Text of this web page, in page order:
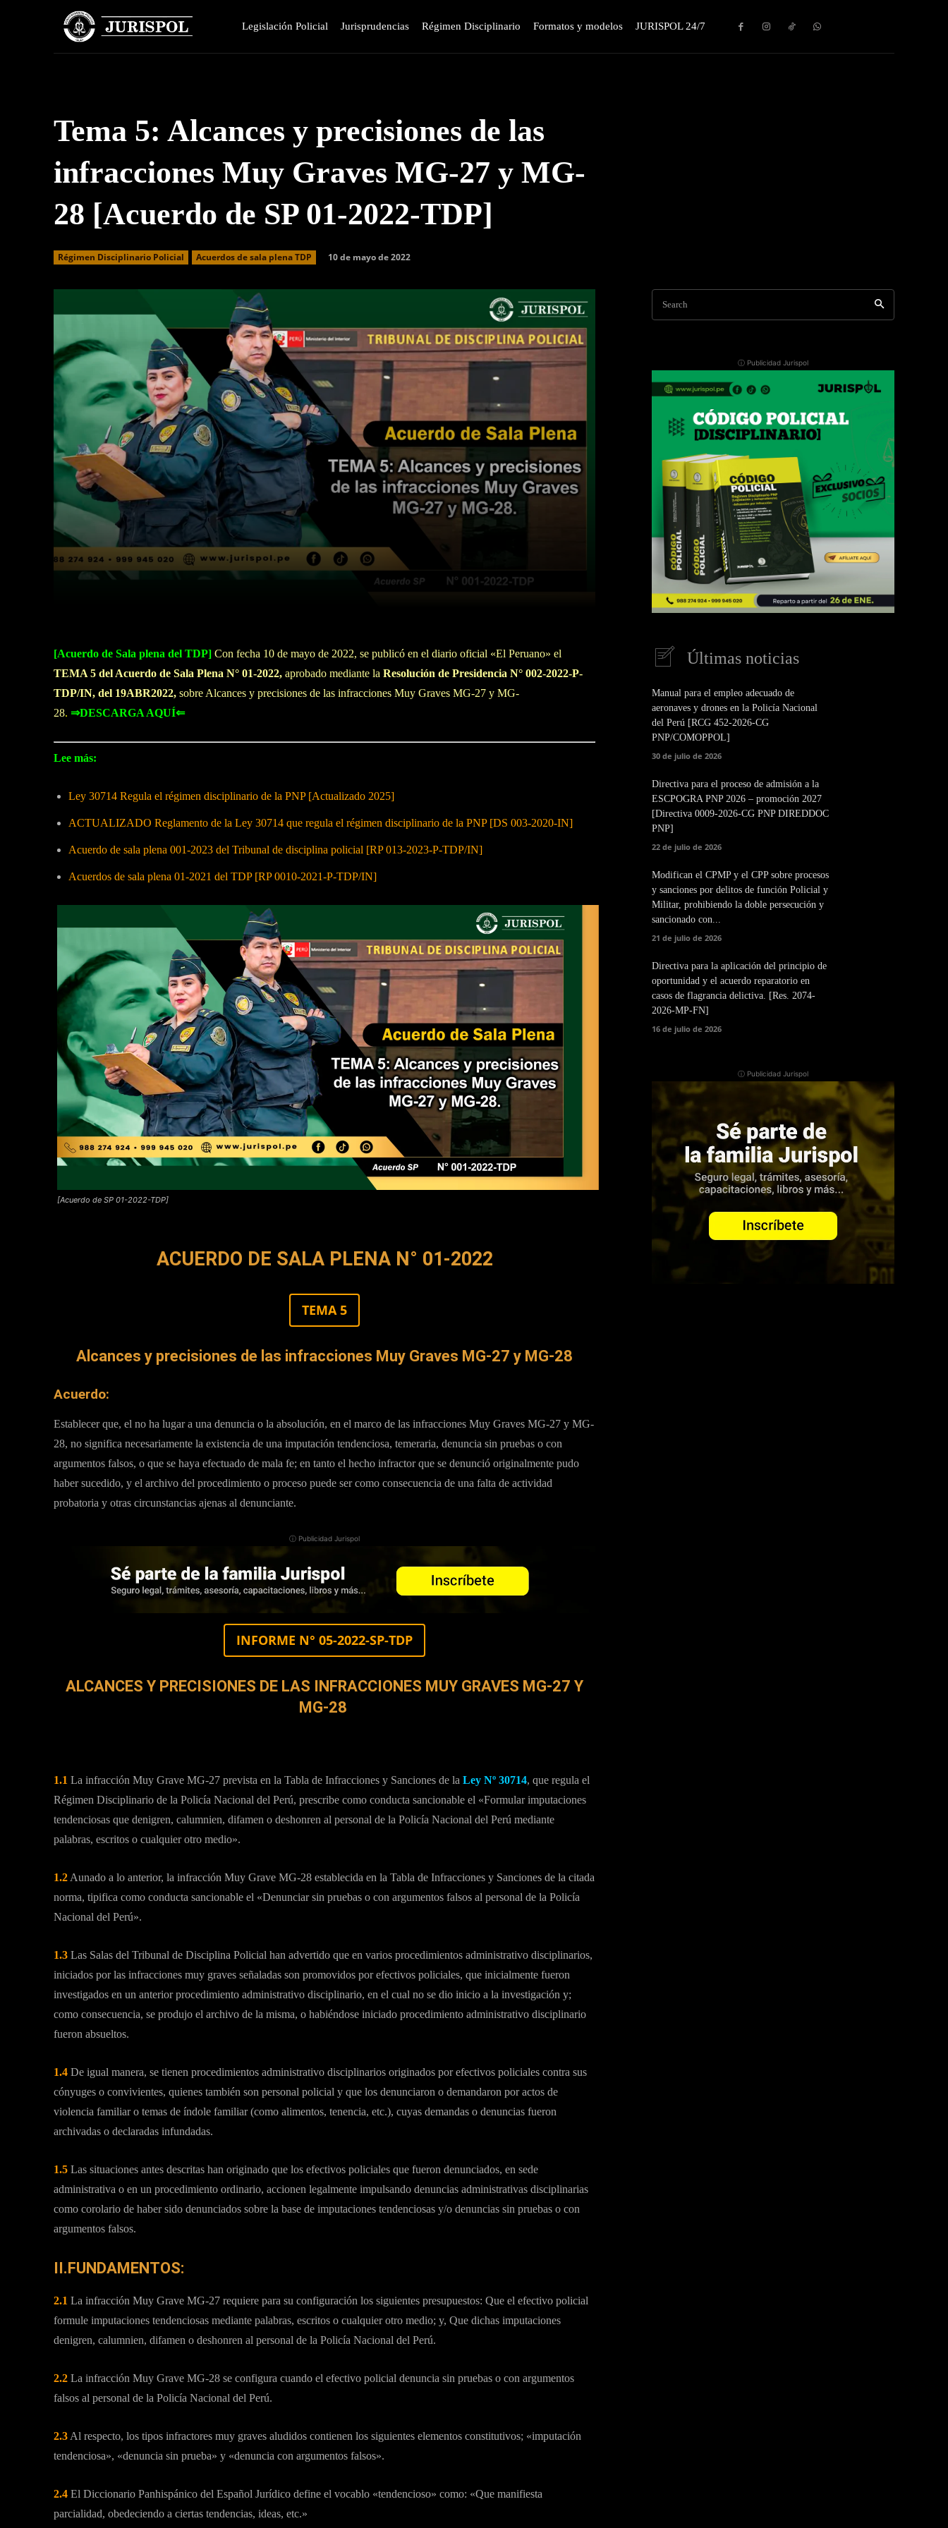
Legislación Policial Jurisprudencias Régimen Disciplinario Formatos y modelos JURISPOL 24/7
Tema 5: Alcances y precisiones de las
infracciones Muy Graves MG-27 y MG-
28 [Acuerdo de SP 01-2022-TDP]
Régimen Disciplinario Policial Acuerdos de sala plena TDP 10 de mayo de 2022
WhatsApp Linkedin
[Acuerdo de Sala plena del TDP] Con fecha 10 de mayo de 2022, se publicó en el diario oficial «El Peruano» el
TEMA 5 del Acuerdo de Sala Plena N° 01-2022, aprobado mediante la Resolución de Presidencia N° 002-2022-P-
TDP/IN, del 19ABR2022, sobre Alcances y precisiones de las infracciones Muy Graves MG-27 y MG-
28. ⇒DESCARGA AQUÍ⇐
Lee más:
Ley 30714 Regula el régimen disciplinario de la PNP [Actualizado 2025]
ACTUALIZADO Reglamento de la Ley 30714 que regula el régimen disciplinario de la PNP [DS 003-2020-IN]
Acuerdo de sala plena 001-2023 del Tribunal de disciplina policial [RP 013-2023-P-TDP/IN]
Acuerdos de sala plena 01-2021 del TDP [RP 0010-2021-P-TDP/IN]
[Acuerdo de SP 01-2022-TDP]
ACUERDO DE SALA PLENA N° 01-2022
TEMA 5
Alcances y precisiones de las infracciones Muy Graves MG-27 y MG-28
Acuerdo:
Establecer que, el no ha lugar a una denuncia o la absolución, en el marco de las infracciones Muy Graves MG-27 y MG-
28, no significa necesariamente la existencia de una imputación tendenciosa, temeraria, denuncia sin pruebas o con
argumentos falsos, o que se haya efectuado de mala fe; en tanto el hecho infractor que se denunció originalmente pudo
haber sucedido, y el archivo del procedimiento o proceso puede ser como consecuencia de una falta de actividad
probatoria y otras circunstancias ajenas al denunciante.
ⓘ Publicidad Jurispol
INFORME N° 05-2022-SP-TDP
ALCANCES Y PRECISIONES DE LAS INFRACCIONES MUY GRAVES MG-27 Y
MG-28
1.1 La infracción Muy Grave MG-27 prevista en la Tabla de Infracciones y Sanciones de la Ley Nº 30714, que regula el
Régimen Disciplinario de la Policía Nacional del Perú, prescribe como conducta sancionable el «Formular imputaciones
tendenciosas que denigren, calumnien, difamen o deshonren al personal de la Policía Nacional del Perú mediante
palabras, escritos o cualquier otro medio».
1.2 Aunado a lo anterior, la infracción Muy Grave MG-28 establecida en la Tabla de Infracciones y Sanciones de la citada
norma, tipifica como conducta sancionable el «Denunciar sin pruebas o con argumentos falsos al personal de la Policía
Nacional del Perú».
1.3 Las Salas del Tribunal de Disciplina Policial han advertido que en varios procedimientos administrativo disciplinarios,
iniciados por las infracciones muy graves señaladas son promovidos por efectivos policiales, que inicialmente fueron
investigados en un anterior procedimiento administrativo disciplinario, en el cual no se dio inicio a la investigación y;
como consecuencia, se produjo el archivo de la misma, o habiéndose iniciado procedimiento administrativo disciplinario
fueron absueltos.
1.4 De igual manera, se tienen procedimientos administrativo disciplinarios originados por efectivos policiales contra sus
cónyuges o convivientes, quienes también son personal policial y que los denunciaron o demandaron por actos de
violencia familiar o temas de índole familiar (como alimentos, tenencia, etc.), cuyas demandas o denuncias fueron
archivadas o declaradas infundadas.
1.5 Las situaciones antes descritas han originado que los efectivos policiales que fueron denunciados, en sede
administrativa o en un procedimiento ordinario, accionen legalmente impulsando denuncias administrativas disciplinarias
como corolario de haber sido denunciados sobre la base de imputaciones tendenciosas y/o denuncias sin pruebas o con
argumentos falsos.
II.FUNDAMENTOS:
2.1 La infracción Muy Grave MG-27 requiere para su configuración los siguientes presupuestos: Que el efectivo policial
formule imputaciones tendenciosas mediante palabras, escritos o cualquier otro medio; y, Que dichas imputaciones
denigren, calumnien, difamen o deshonren al personal de la Policía Nacional del Perú.
2.2 La infracción Muy Grave MG-28 se configura cuando el efectivo policial denuncia sin pruebas o con argumentos
falsos al personal de la Policía Nacional del Perú.
2.3 Al respecto, los tipos infractores muy graves aludidos contienen los siguientes elementos constitutivos; «imputación
tendenciosa», «denuncia sin prueba» y «denuncia con argumentos falsos».
2.4 El Diccionario Panhispánico del Español Jurídico define el vocablo «tendencioso» como: «Que manifiesta
parcialidad, obedeciendo a ciertas tendencias, ideas, etc.»
Search
ⓘ Publicidad Jurispol
Últimas noticias
Manual para el empleo adecuado de
aeronaves y drones en la Policía Nacional
del Perú [RCG 452-2026-CG
PNP/COMOPPOL]
30 de julio de 2026
Directiva para el proceso de admisión a la
ESCPOGRA PNP 2026 – promoción 2027
[Directiva 0009-2026-CG PNP DIREDDOC
PNP]
22 de julio de 2026
Modifican el CPMP y el CPP sobre procesos
y sanciones por delitos de función Policial y
Militar, prohibiendo la doble persecución y
sancionado con...
21 de julio de 2026
Directiva para la aplicación del principio de
oportunidad y el acuerdo reparatorio en
casos de flagrancia delictiva. [Res. 2074-
2026-MP-FN]
16 de julio de 2026
ⓘ Publicidad Jurispol